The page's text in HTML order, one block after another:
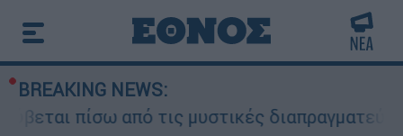
BREAKING NEWS:
πίσω από τις μυστικές